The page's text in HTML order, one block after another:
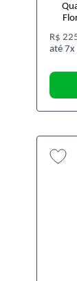
R$
7x